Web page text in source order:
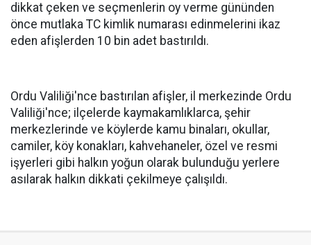
dikkat çeken ve seçmenlerin oy verme gününden
önce mutlaka TC kimlik numarası edinmelerini ikaz
eden afişlerden 10 bin adet bastırıldı.
Ordu Valiliği'nce bastırılan afişler, il merkezinde Ordu
Valiliği'nce; ilçelerde kaymakamlıklarca, şehir
merkezlerinde ve köylerde kamu binaları, okullar,
camiler, köy konakları, kahvehaneler, özel ve resmi
işyerleri gibi halkın yoğun olarak bulunduğu yerlere
asılarak halkın dikkati çekilmeye çalışıldı.